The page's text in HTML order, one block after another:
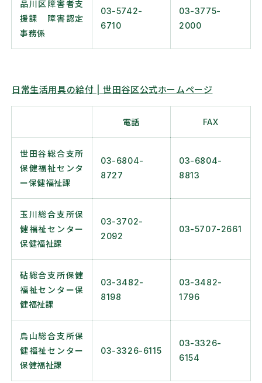
品川区障害者支
援課 障害認定
事務係
03-5742-
6710
03-3775-
2000
日常生活用具の給付 | 世田谷区公式ホームページ
電話 FAX
世田谷総合支所
保健福祉センタ
ー保健福祉課
03-6804-
8727
03-6804-
8813
玉川総合支所保
健福祉センター
保健福祉課
03-3702-
2092
03-5707-2661
砧総合支所保健
福祉センター保
健福祉課
03-3482-
8198
03-3482-
1796
烏山総合支所保
健福祉センター
保健福祉課
03-3326-6115
03-3326-
6154